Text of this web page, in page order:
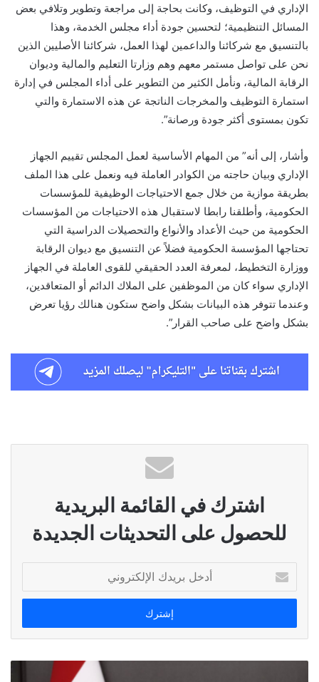
الإداري في التوظيف، وكانت بحاجة إلى مراجعة وتطوير وتلافي بعض
المسائل التنظيمية؛ لتحسين جودة أداء مجلس الخدمة، وهذا
بالتنسيق مع شركائنا والداعمين لهذا العمل، شركائنا الأصليين الذين
نحن على تواصل مستمر معهم وهم وزارتا التعليم والمالية وديوان
الرقابة المالية، ونأمل الكثير من التطوير على أداء المجلس في إدارة
استمارة التوظيف والمخرجات الناتجة عن هذه الاستمارة والتي
تكون بمستوى أكثر جودة ورصانة”.
وأشار، إلى أنه” من المهام الأساسية لعمل المجلس تقييم الجهاز
الإداري وبيان حاجته من الكوادر العاملة فيه ونعمل على هذا الملف
بطريقة موازية من خلال جمع الاحتياجات الوظيفية للمؤسسات
الحكومية، وأطلقنا رابطا لاستقبال هذه الاحتياجات من المؤسسات
الحكومية من حيث الأعداد والأنواع والتحصيلات الدراسية التي
تحتاجها المؤسسة الحكومية فضلاً عن التنسيق مع ديوان الرقابة
ووزارة التخطيط، لمعرفة العدد الحقيقي للقوى العاملة في الجهاز
الإداري سواء كان من الموظفين على الملاك الدائم أو المتعاقدين،
وعندما تتوفر هذه البيانات بشكل واضح ستكون هنالك رؤيا تعرض
بشكل واضح على صاحب القرار”.
اشترك في القائمة البريدية
للحصول على التحديثات الجديدة
بريدك
الإلكتروني